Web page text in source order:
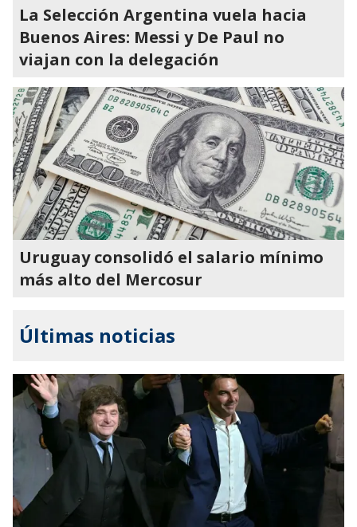
La Selección Argentina vuela hacia
Buenos Aires: Messi y De Paul no
viajan con la delegación
Uruguay consolidó el salario mínimo
más alto del Mercosur
Últimas noticias